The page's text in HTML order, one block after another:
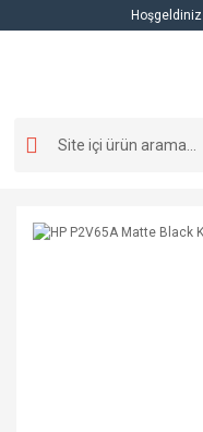
Hoşgeldiniz